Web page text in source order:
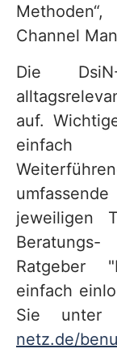
Channel
Die
auf.
einfach
jeweiligen
Ratgeber
einfach
Sie
netz.de/